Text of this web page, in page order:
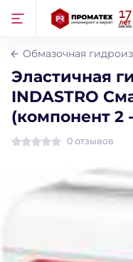
Обмазочная
Эластичная
INDASTRO
(компонент 2
0 отзывов